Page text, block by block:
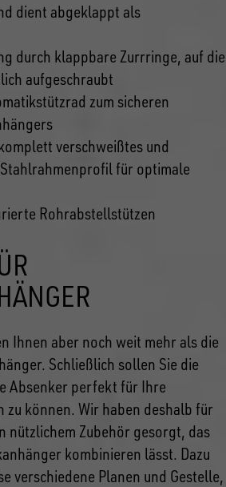
dient abgeklappt als
durch klappbare Zurrringe, auf die
aufgeschraubt
zum sicheren
verschweißtes und
für optimale
Rohrabstellstützen
Ihnen aber noch weit mehr als die
Schließlich sollen Sie die
Absenker perfekt für Ihre
zu können. Wir haben deshalb für
nützlichem Zubehör gesorgt, das
kombinieren lässt. Dazu
verschiedene Planen und Gestelle,